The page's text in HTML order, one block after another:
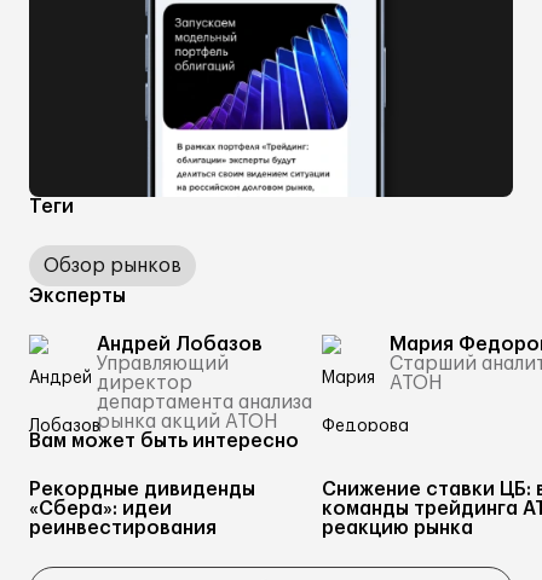
Теги
Обзор рынков
Эксперты
Андрей Лобазов
Управляющий
директор
департамента анализа
рынка акций АТОН
Мария
Старший
АТОН
Вам может быть интересно
Рекордные дивиденды
«Сбера»: идеи
реинвестирования
Снижение ставки ЦБ:
команды трейдинга
реакцию рынка